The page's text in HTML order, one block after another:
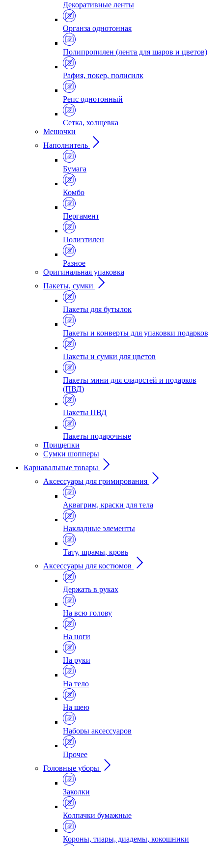
Декоративные ленты
Органза однотонная
Полипропилен (лента для шаров и цветов)
Рафия, покер, полисилк
Репс однотонный
Сетка, холщевка
Мешочки
Наполнитель
Бумага
Комбо
Пергамент
Полиэтилен
Разное
Оригинальная упаковка
Пакеты, сумки
Пакеты для бутылок
Пакеты и конверты для упаковки подарков
Пакеты и сумки для цветов
Пакеты мини для сладостей и подарков
(ПВД)
Пакеты ПВД
Пакеты подарочные
Прищепки
Сумки шопперы
Карнавальные товары
Аксессуары для гримирования
Аквагрим, краски для тела
Накладные элементы
Тату, шрамы, кровь
Аксессуары для костюмов
Держать в руках
На всю голову
На ноги
На руки
На тело
На шею
Наборы аксессуаров
Прочее
Головные уборы
Заколки
Колпачки бумажные
Короны, тиары, диадемы, кокошники